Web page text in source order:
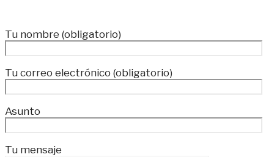
Tu nombre (obligatorio)
Tu correo electrónico (obligatorio)
Asunto
Tu mensaje